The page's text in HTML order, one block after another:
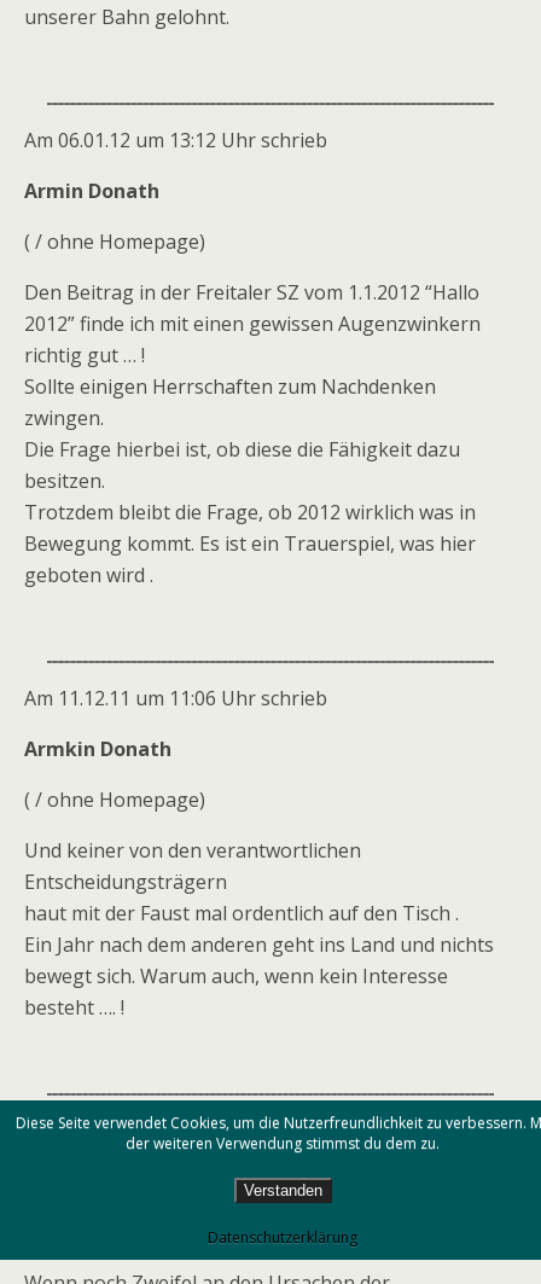
unserer Bahn gelohnt.
Am 06.01.12 um 13:12 Uhr schrieb
Armin Donath
( / ohne Homepage)
Den Beitrag in der Freitaler SZ vom 1.1.2012 “Hallo
2012” finde ich mit einen gewissen Augenzwinkern
richtig gut … !
Sollte einigen Herrschaften zum Nachdenken
zwingen.
Die Frage hierbei ist, ob diese die Fähigkeit dazu
besitzen.
Trotzdem bleibt die Frage, ob 2012 wirklich was in
Bewegung kommt. Es ist ein Trauerspiel, was hier
geboten wird .
Am 11.12.11 um 11:06 Uhr schrieb
Armkin Donath
( / ohne Homepage)
Und keiner von den verantwortlichen
Entscheidungsträgern
haut mit der Faust mal ordentlich auf den Tisch .
Ein Jahr nach dem anderen geht ins Land und nichts
bewegt sich. Warum auch, wenn kein Interesse
besteht …. !
Am 03.12.11 um 18:50 Uhr schrieb
Diese Seite verwendet Cookies, um die Nutzerfreundlichkeit zu verbessern.
der weiteren Verwendung stimmst du dem zu.
Verstanden
Datenschutzerklärung